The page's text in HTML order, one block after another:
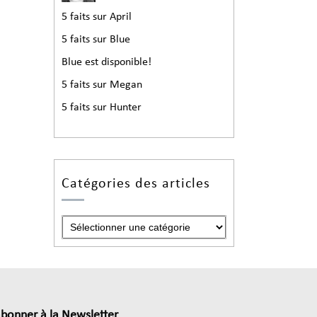
5 faits sur April
5 faits sur Blue
Blue est disponible!
5 faits sur Megan
5 faits sur Hunter
Catégories des articles